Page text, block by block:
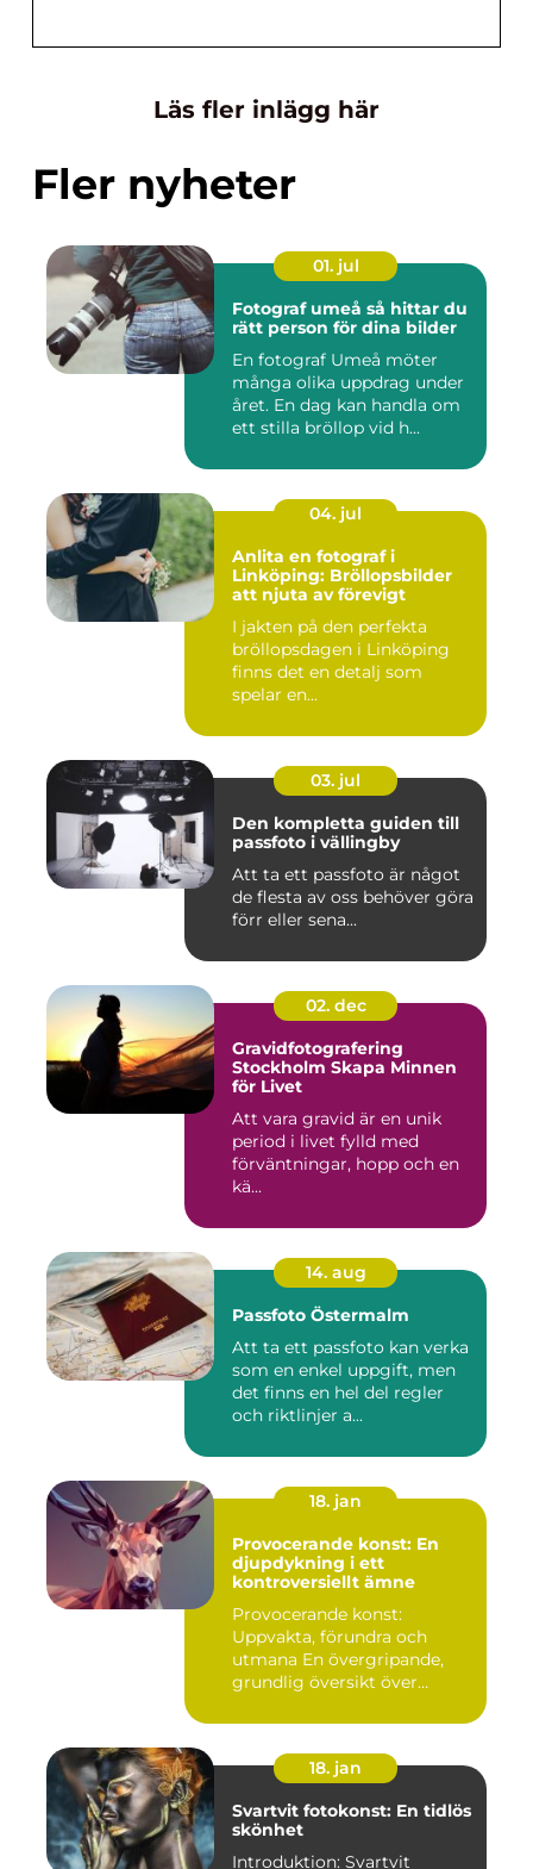
Läs fler inlägg här
Fler nyheter
01. jul
Fotograf umeå så hittar du
rätt person för dina bilder
En fotograf Umeå möter
många olika uppdrag under
året. En dag kan handla om
ett stilla bröllop vid h...
04. jul
Anlita en fotograf i
Linköping: Bröllopsbilder
att njuta av förevigt
I jakten på den perfekta
bröllopsdagen i Linköping
finns det en detalj som
spelar en...
03. jul
Den kompletta guiden till
passfoto i vällingby
Att ta ett passfoto är något
de flesta av oss behöver göra
förr eller sena...
02. dec
Gravidfotografering
Stockholm Skapa Minnen
för Livet
Att vara gravid är en unik
period i livet fylld med
förväntningar, hopp och en
kä...
14. aug
Passfoto Östermalm
Att ta ett passfoto kan verka
som en enkel uppgift, men
det finns en hel del regler
och riktlinjer a...
18. jan
Provocerande konst: En
djupdykning i ett
kontroversiellt ämne
Provocerande konst:
Uppvakta, förundra och
utmana En övergripande,
grundlig översikt över
18. jan
Svartvit fotokonst: En tidlös
skönhet
Introduktion: Svartvit